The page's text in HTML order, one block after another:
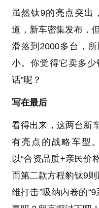
虽然钛9的亮点突出
道，新车密集发布，
滑落到2000多台，
小。你觉得它卖多
话”呢？
写在最后
看得出来，这两台新
有亮点的战略车型
以“合资品质+亲民价
而第二款方程豹钛9
维打击”吸纳内卷的